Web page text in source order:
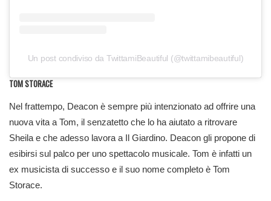
Un post condiviso da TwittamiBeautiful (@twittamibeautiful)
TOM STORACE
Nel frattempo, Deacon è sempre più intenzionato ad offrire una
nuova vita a Tom, il senzatetto che lo ha aiutato a ritrovare
Sheila e che adesso lavora a Il Giardino. Deacon gli propone di
esibirsi sul palco per uno spettacolo musicale. Tom è infatti un
ex musicista di successo e il suo nome completo è Tom
Storace.